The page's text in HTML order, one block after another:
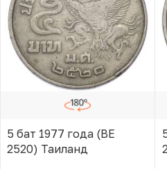
5 бат 1977 года (BE
2520) Таиланд